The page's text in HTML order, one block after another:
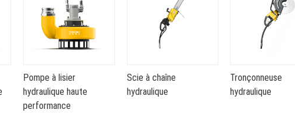
Pompe à lisier
hydraulique haute
performance
Scie à chaîne
hydraulique
Tronçonneuse
hydraulique